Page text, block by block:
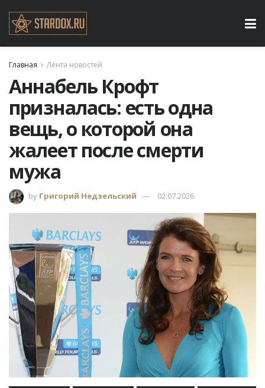
Главная Лента новостей
Аннабель Крофт
призналась: есть одна
вещь, о которой она
жалеет после смерти
мужа
by Григорий Недзельский 02.07.2026